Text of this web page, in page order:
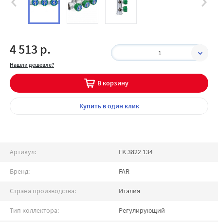
4 513 р.
Нашли дешевле?
1
В корзину
Купитьв один клик
Артикул: FK 3822 134
Бренд: FAR
Страна производства: Италия
Тип коллектора: Регулирующий